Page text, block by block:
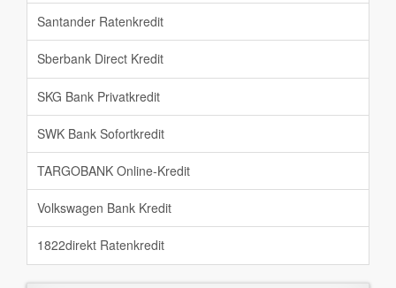
Santander Ratenkredit
Sberbank Direct Kredit
SKG Bank Privatkredit
SWK Bank Sofortkredit
TARGOBANK Online-Kredit
Volkswagen Bank Kredit
1822direkt Ratenkredit